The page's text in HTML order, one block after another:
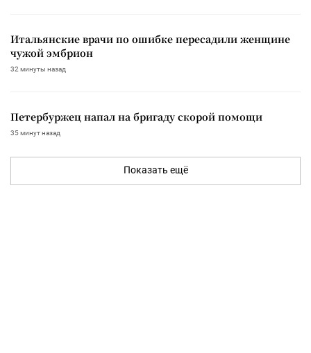
Итальянские врачи по ошибке пересадили женщине
чужой эмбрион
32 минуты назад
Петербуржец напал на бригаду скорой помощи
35 минут назад
Показать ещё